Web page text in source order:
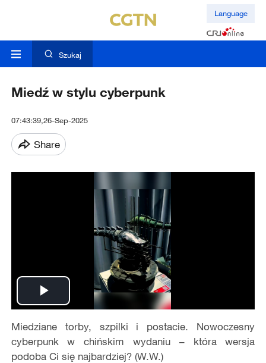
Language
Szukaj
Miedź w stylu cyberpunk
07:43:39,26-Sep-2025
Share
Play
Video
Miedziane torby, szpilki i postacie. Nowoczesny
cyberpunk w chińskim wydaniu – która wersja
podoba Ci się najbardziej? (W.W.)